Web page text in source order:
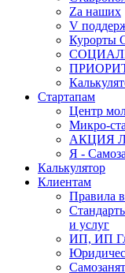
Za наших
V
Курорты
Стартапам
Центр
Микро-
АКЦИЯ
Я -
Калькулятор
Клиентам
Правила
и услуг
ИП, ИП